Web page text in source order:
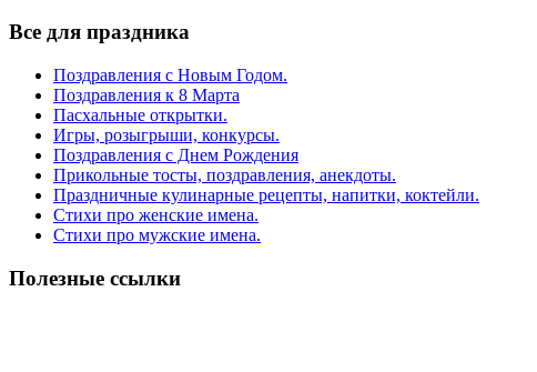
Все для праздника
Поздравления с Новым Годом.
Поздравления к 8 Марта
Пасхальные открытки.
Игры, розыгрыши, конкурсы.
Поздравления с Днем Рождения
Прикольные тосты, поздравления, анекдоты.
Праздничные кулинарные рецепты, напитки, коктейли.
Стихи про женские имена.
Стихи про мужские имена.
Полезные ссылки